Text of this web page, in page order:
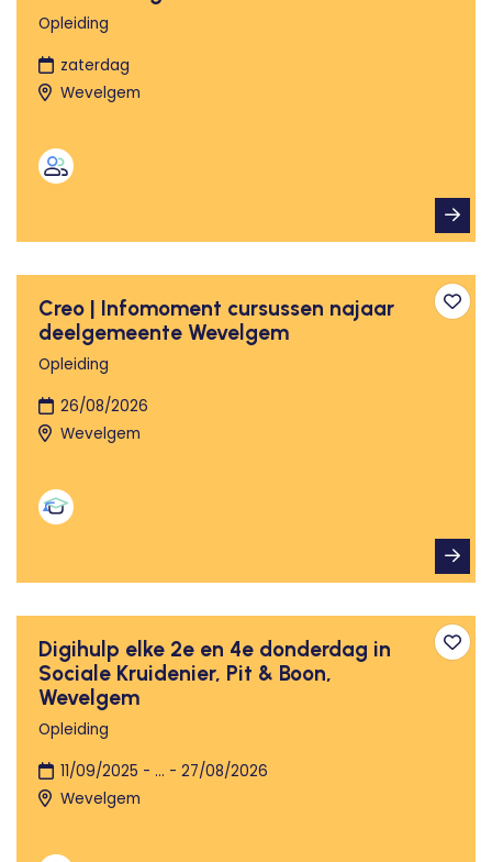
Opleiding
zaterdag
Wevelgem
Creo | Infomoment cursussen najaar
deelgemeente Wevelgem
Opleiding
26/08/2026
Wevelgem
Digihulp elke 2e en 4e donderdag in
Sociale Kruidenier, Pit & Boon,
Wevelgem
Opleiding
11/09/2025 - ... - 27/08/2026
Wevelgem